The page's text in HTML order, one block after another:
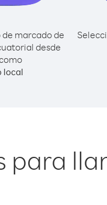
marcado de
desde
local
para